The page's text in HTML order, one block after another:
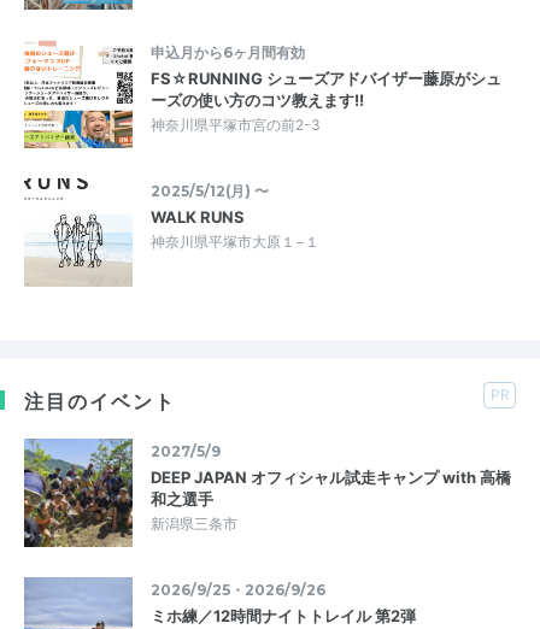
申込月から6ヶ月間有効
FS☆RUNNING シューズアドバイザー藤原がシュ
ーズの使い方のコツ教えます!!
神奈川県平塚市宮の前2-3
2025/5/12(月) 〜
WALK RUNS
神奈川県平塚市大原１−１
注目のイベント PR
2027/5/9
DEEP JAPAN オフィシャル試走キャンプ with 高橋
和之選手
新潟県三条市
2026/9/25・2026/9/26
ミホ練／12時間ナイトトレイル 第2弾